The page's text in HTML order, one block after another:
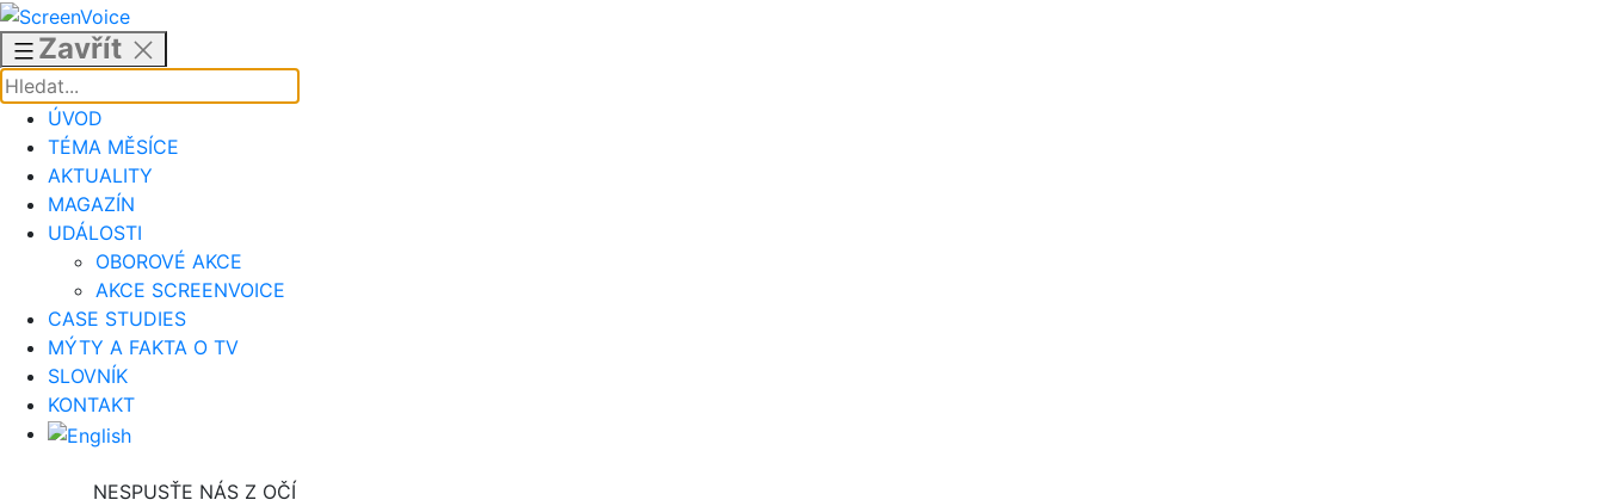
Přejít
obsahu
Zavřít
ÚVOD
TÉMA MĚSÍCE
AKTUALITY
MAGAZÍN
UDÁLOSTI
OBOROVÉ AKCE
AKCE SCREENVOICE
CASE STUDIES
MÝTY A FAKTA O TV
SLOVNÍK
KONTAKT
NESPUSŤE NÁS Z OČÍ